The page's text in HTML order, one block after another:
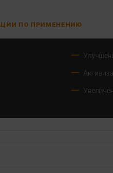
ПО ПРИМЕНЕНИЮ